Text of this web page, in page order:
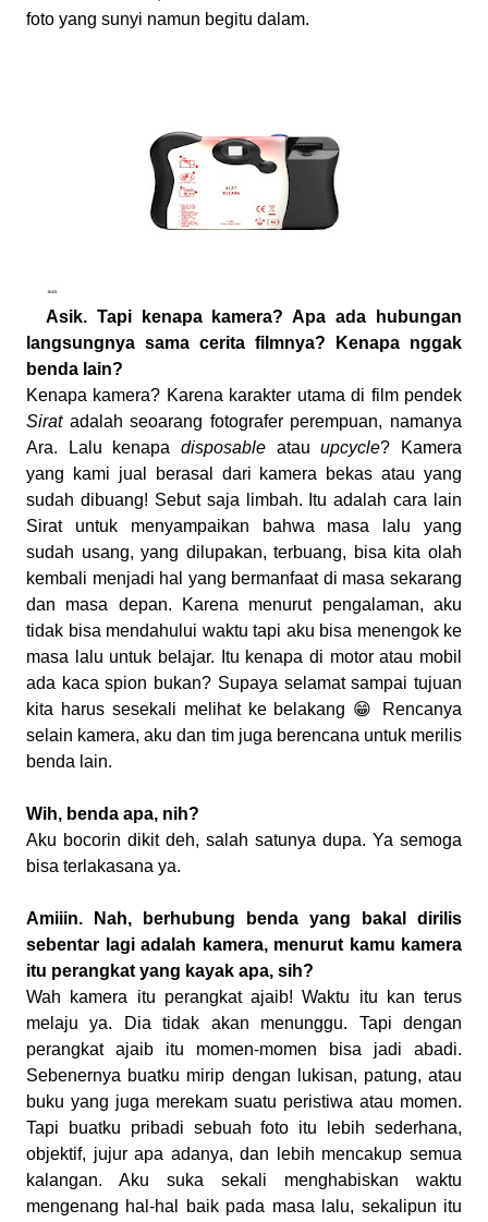
foto yang sunyi namun begitu dalam.
Asik. Tapi kenapa kamera? Apa ada hubungan
langsungnya sama cerita filmnya? Kenapa nggak
benda lain?
Kenapa kamera? Karena karakter utama di film pendek
Siratadalah seoarang fotografer perempuan, namanya
Ara. Lalu kenapa disposable atauupcycle? Kamera
yang kami jual berasal dari kamera bekas atau yang
sudah dibuang! Sebut saja limbah. Itu adalah cara lain
Sirat untuk menyampaikan bahwa masa lalu yang
sudah usang, yang dilupakan, terbuang, bisa kita olah
kembali menjadi hal yang bermanfaat di masa sekarang
dan masa depan. Karena menurut pengalaman, aku
tidak bisa mendahului waktu tapi aku bisa menengok ke
masa lalu untuk belajar. Itu kenapa di motor atau mobil
ada kaca spion bukan? Supaya selamat sampai tujuan
kita harus sesekali melihat ke belakang 😁
Rencanya
selain kamera, aku dan tim juga berencana untuk merilis
benda lain.
Wih, benda apa, nih?
Aku bocorin dikit deh, salah satunya dupa. Ya semoga
bisa terlakasana ya.
Amiiin. Nah, berhubung benda yang bakal dirilis
sebentar lagi adalah kamera, menurut kamu kamera
itu perangkat yang kayak apa, sih?
Wah kamera itu perangkat ajaib! Waktu itu kan terus
melaju ya. Dia tidak akan menunggu. Tapi dengan
perangkat ajaib itu momen-momen bisa jadi abadi.
Sebenernya buatku mirip dengan lukisan, patung, atau
buku yang juga merekam suatu peristiwa atau momen.
Tapi buatku pribadi sebuah foto itu lebih sederhana,
objektif, jujur apa adanya, dan lebih mencakup semua
kalangan. Aku suka sekali menghabiskan waktu
mengenang hal-hal baik pada masa lalu, sekalipun itu